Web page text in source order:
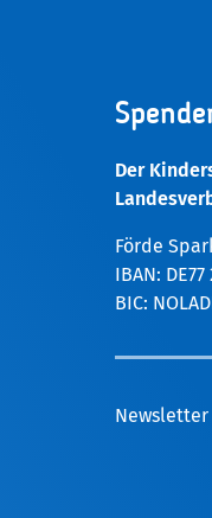
Der
Förde
IBAN:
BIC:
Newsletter